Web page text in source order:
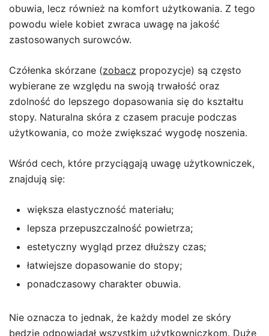
obuwia, lecz również na komfort użytkowania. Z tego
powodu wiele kobiet zwraca uwagę na jakość
zastosowanych surowców.
Czółenka skórzane (zobacz propozycje) są często
wybierane ze względu na swoją trwałość oraz
zdolność do lepszego dopasowania się do kształtu
stopy. Naturalna skóra z czasem pracuje podczas
użytkowania, co może zwiększać wygodę noszenia.
Wśród cech, które przyciągają uwagę użytkowniczek,
znajdują się:
większa elastyczność materiału;
lepsza przepuszczalność powietrza;
estetyczny wygląd przez dłuższy czas;
łatwiejsze dopasowanie do stopy;
ponadczasowy charakter obuwia.
Nie oznacza to jednak, że każdy model ze skóry
będzie odpowiadał wszystkim użytkowniczkom. Duże